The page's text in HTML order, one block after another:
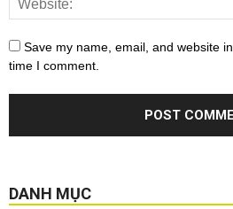
Save my name, email, and website
time I comment.
DANH MỤC